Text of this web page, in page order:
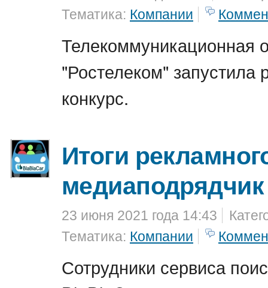
Тематика: Компании
Телекоммуникационная
"Ростелеком" запустила
конкурс.
Итоги
23 июня 2021 года 14:43
Тематика: Компании
Сотрудники сервиса